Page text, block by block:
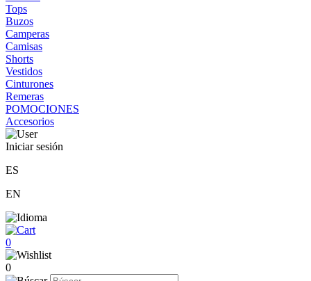
Tops
Buzos
Camperas
Camisas
Shorts
Vestidos
Cinturones
Remeras
POMOCIONES
Accesorios
Iniciar sesión
ES
EN
0
0